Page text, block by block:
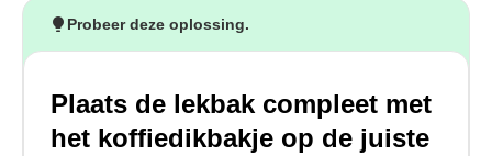
Probeer deze oplossing.
Plaats de lekbak compleet met
het koffiedikbakje op de juiste